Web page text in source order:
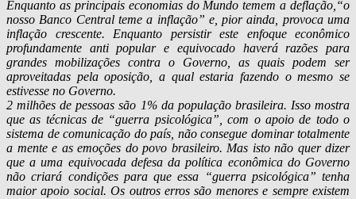
Enquanto as principais economias do Mundo temem a deflação,“o
nosso Banco Central teme a inflação” e, pior ainda, provoca uma
inflação crescente. Enquanto persistir este enfoque econômico
profundamente anti popular e equivocado haverá razões para
grandes mobilizações contra o Governo, as quais podem ser
aproveitadas pela oposição, a qual estaria fazendo o mesmo se
estivesse no Governo.
2 milhões de pessoas são 1% da população brasileira. Isso mostra
que as técnicas de “guerra psicológica”, com o apoio de todo o
sistema de comunicação do país, não consegue dominar totalmente
a mente e as emoções do povo brasileiro. Mas isto não quer dizer
que a uma equivocada defesa da política econômica do Governo
não criará condições para que essa “guerra psicológica” tenha
maior apoio social. Os outros erros são menores e sempre existem